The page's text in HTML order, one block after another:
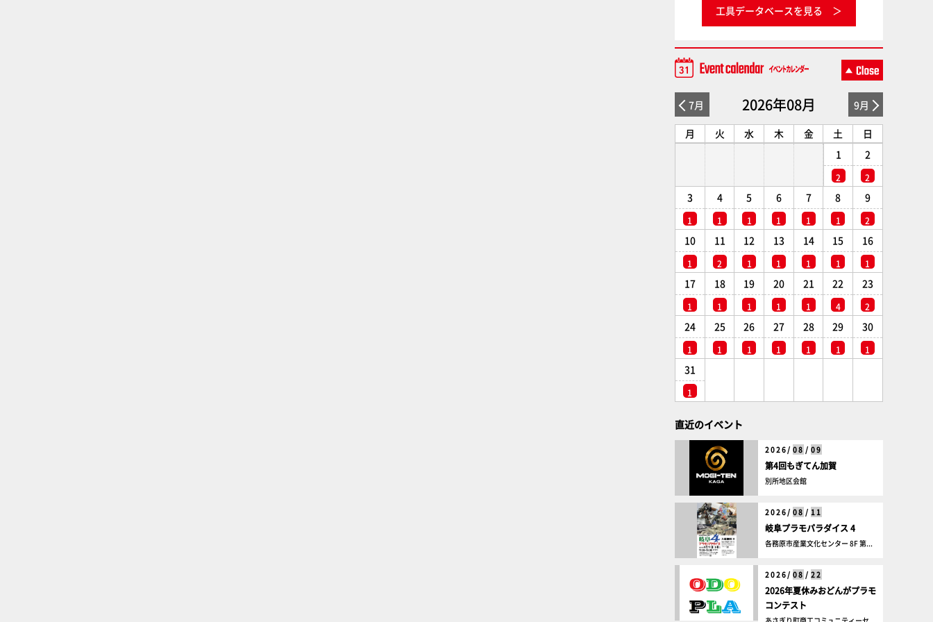
工具データベースを見る
7月 2026年08月 9月
月 火 水 木 金 土
日
1
2
2
2
3
1
4
1
5
1
6
1
7
1
8
1
9
2
10
1
11
2
12
1
13
1
14
1
15
1
16
1
17
1
18
1
19
1
20
1
21
1
22
4
23
2
24
1
25
1
26
1
27
1
28
1
29
1
30
1
31
1
直近のイベント
2026/ 08 / 09
第4回もぎてん加賀
別所地区会館
2026/ 08 / 11
岐阜プラモパラダイス 4
各務原市産業文化センター 8F 第...
2026/ 08 / 22
2026年夏休みおどんがプラモ
コンテスト